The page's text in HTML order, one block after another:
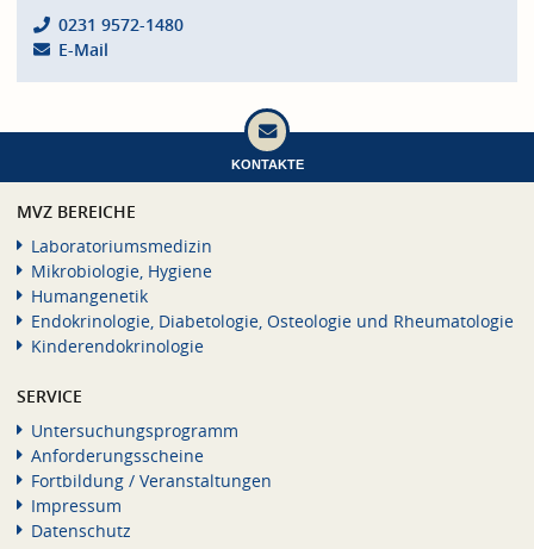
0231 9572-1480
E-Mail
KONTAKTE
MVZ BEREICHE
Laboratoriumsmedizin
Mikrobiologie, Hygiene
Humangenetik
Endokrinologie, Diabetologie, Osteologie und Rheumatologie
Kinderendokrinologie
SERVICE
Untersuchungsprogramm
Anforderungsscheine
Fortbildung / Veranstaltungen
Impressum
Datenschutz